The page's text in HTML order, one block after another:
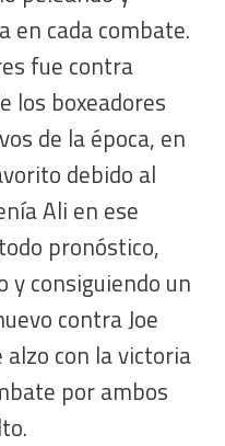
en cada combate.
fue contra
los boxeadores
de la época, en
debido al
Ali en ese
pronóstico,
y consiguiendo un
contra Joe
alzo con la victoria
por ambos